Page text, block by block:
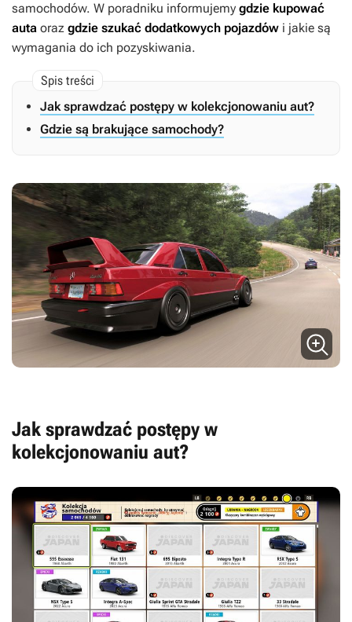
samochodów. W poradniku informujemy gdzie kupować
auta oraz gdzie szukać dodatkowych pojazdów i jakie są
wymagania do ich pozyskiwania.
Jak sprawdzać postępy w kolekcjonowaniu aut?
Gdzie są brakujące samochody?
Jak sprawdzać postępy w
kolekcjonowaniu aut?